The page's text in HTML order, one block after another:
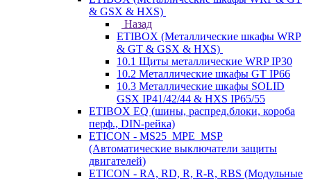
& GSX & HXS)
Назад
ETIBOX (Металлические шкафы WRP
& GT & GSX & HXS)
10.1 Щиты металлические WRP IP30
10.2 Металлические шкафы GT IP66
10.3 Металлические шкафы SOLID
GSX IP41/42/44 & HXS IP65/55
ETIBOX EQ (шины, распред.блоки, короба
перф., DIN-рейка)
ETICON - MS25_MPE_MSP
(Автоматические выключатели защиты
двигателей)
ETICON - RA, RD, R, R-R, RBS (Модульные